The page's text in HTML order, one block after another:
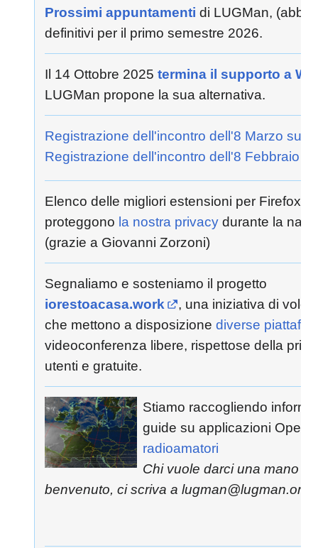
Prossimi appuntamenti di LUGMan,
definitivi per il primo semestre 2026.
Il 14 Ottobre 2025 termina il supporto a
LUGMan propone la sua alternativa.
Registrazione dell'incontro dell'8 Marzo sul
Registrazione dell'incontro dell'8 Febbraio
Elenco delle migliori estensioni per Firefox
proteggono la nostra privacy durante la
(grazie a Giovanni Zorzoni)
Segnaliamo e sosteniamo il progetto
iorestoacasa.work
, una iniziativa di
che mettono a disposizione diverse
videoconferenza libere, rispettose della
utenti e gratuite.
Stiamo raccogliendo
guide su applicazioni Open
radioamatori
Chi vuole darci una mano è
benvenuto, ci scriva a lugman@lugman.org